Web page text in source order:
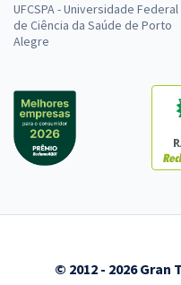
UFCSPA - Universidade Federal
de Ciência da Saúde de Porto
Alegre
© 2012 - 2026 Gran